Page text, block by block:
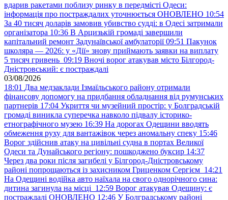
вдарив ракетами поблизу ринку в передмісті Одеси:
інформація про постраждалих уточнюється ОНОВЛЕНО 10:54
За 40 тисяч доларів замовив убивство судді: в Одесі затримали
організатора 10:36 В Арцизькій громаді завершили
капітальний ремонт Задунаївської амбулаторії 09:51 Пакунок
школяра — 2026: у «Дії» знову приймають заявки на виплату
5 тисяч гривень 09:19 Вночі ворог атакував місто Білгород-
Дністровський: є постраждалі
03/08/2026
18:01 Два медзаклади Ізмаїльського району отримали
фінансову допомогу на придбання обладнання від румунських
партнерів 17:04 Укриття чи музейний простір: у Болградській
громаді виникла суперечка навколо підвалу історико-
етнографічного музею 16:39 На дорогах Одещини вводять
обмеження руху для вантажівок через аномальну спеку 15:46
Ворог здійснив атаку на цивільні судна в портах Великої
Одеси та Дунайського регіону: пошкоджено буксир 14:37
Через два роки після загибелі у Білгород-Дністровському
районі попрощаються із захисником Гриценком Сергієм 14:21
На Одещині водійка авто наїхала на свого однорічного сина:
дитина загинула на місці 12:59 Ворог атакував Одещину: є
постраждалі ОНОВЛЕНО 12:46 У Болградському районі